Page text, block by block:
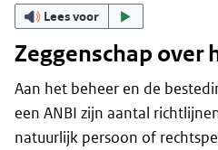
Lees voor
Zeggenschap over
Aan het beheer en de
een ANBI zijn aantal
natuurlijk persoon of